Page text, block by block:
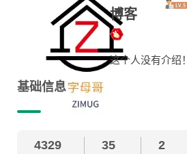
博客
这个人没有介绍！
基础信息
4329 35 2